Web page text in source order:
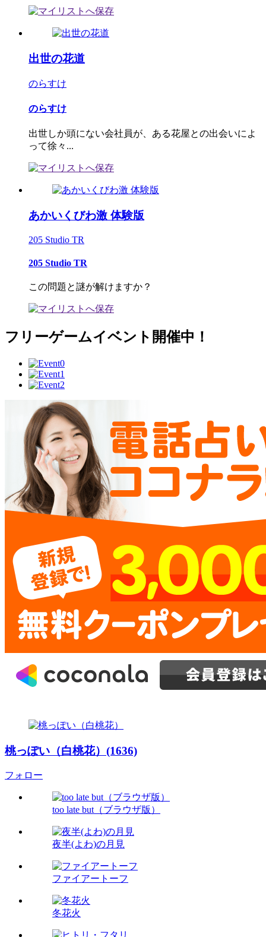
出世の花道
のらすけ
のらすけ
出世しか頭にない会社員が、ある花屋との出会いによ
って徐々...
あかいくびわ激 体験版
205 Studio TR
205 Studio TR
この問題と謎が解けますか？
フリーゲームイベント開催中！
桃っぽい（白桃花）(1636)
フォロー
too late but（ブラウザ版）
夜半(よわ)の月見
ファイアートーフ
冬花火